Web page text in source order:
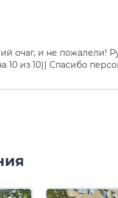
очаг, и не пожалели!
из 10)) Спасибо